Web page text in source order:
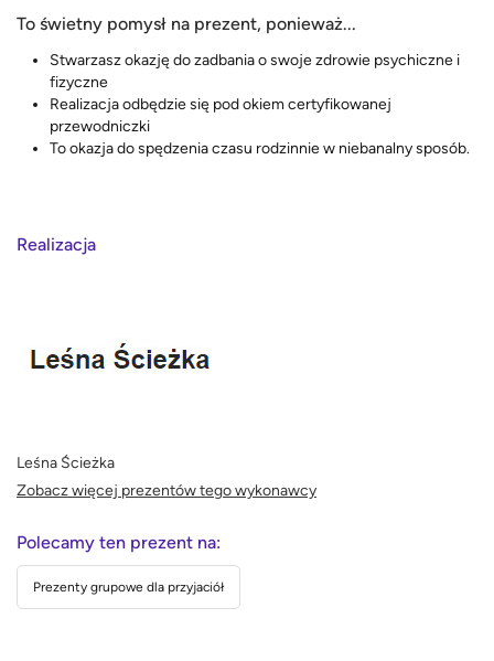
To świetny pomysł na prezent, ponieważ...
Stwarzasz okazję do zadbania o swoje zdrowie psychiczne i
fizyczne
Realizacja odbędzie się pod okiem certyfikowanej
przewodniczki
To okazja do spędzenia czasu rodzinnie w niebanalny sposób.
Realizacja
Leśna Ścieżka
Zobacz więcej prezentów tego wykonawcy
Polecamy ten prezent na:
Prezenty grupowe dla przyjaciół